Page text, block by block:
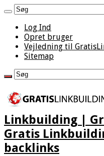
Log Ind
Opret bruger
Vejledning til
Sitemap
Linkbuilding |
Gratis
backlinks